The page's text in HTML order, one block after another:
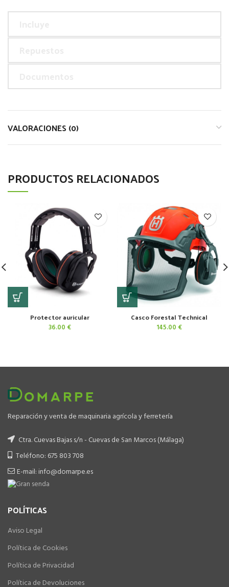
VALORACIONES (0)
PRODUCTOS RELACIONADOS
Protector auricular
36.00 €
Casco Forestal Technical
145.00 €
Reparación y venta de maquinaria agrícola y ferretería
Ctra. Cuevas Bajas s/n - Cuevas de San Marcos (Málaga)
Teléfono: 675 803 708
E-mail: info@domarpe.es
POLÍTICAS
Aviso Legal
Política de Cookies
Política de Privacidad
Política de Devoluciones